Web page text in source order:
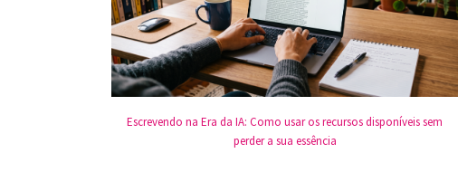
Escrevendo na Era da IA: Como usar os recursos disponíveis sem
perder a sua essência